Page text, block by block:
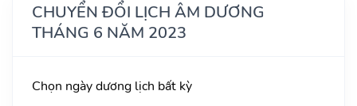
CHUYỂN ĐỔI LỊCH ÂM DƯƠNG
THÁNG 6 NĂM 2023
Chọn ngày dương lịch bất kỳ